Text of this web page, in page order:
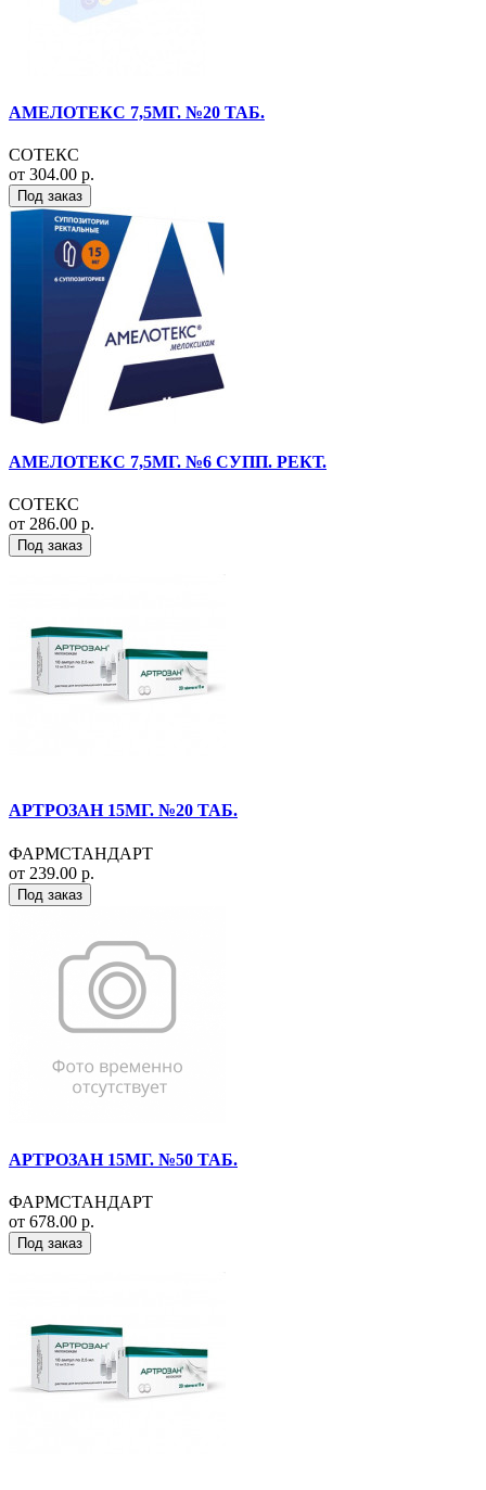
АМЕЛОТЕКС 7,5МГ. №20 ТАБ.
СОТЕКС
от 304.00 р.
Под заказ
АМЕЛОТЕКС 7,5МГ. №6 СУПП. РЕКТ.
СОТЕКС
от 286.00 р.
Под заказ
АРТРОЗАН 15МГ. №20 ТАБ.
ФАРМСТАНДАРТ
от 239.00 р.
Под заказ
АРТРОЗАН 15МГ. №50 ТАБ.
ФАРМСТАНДАРТ
от 678.00 р.
Под заказ